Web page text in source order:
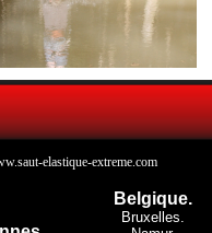
Belgique.
Bruxelles.
elastique-extreme.com